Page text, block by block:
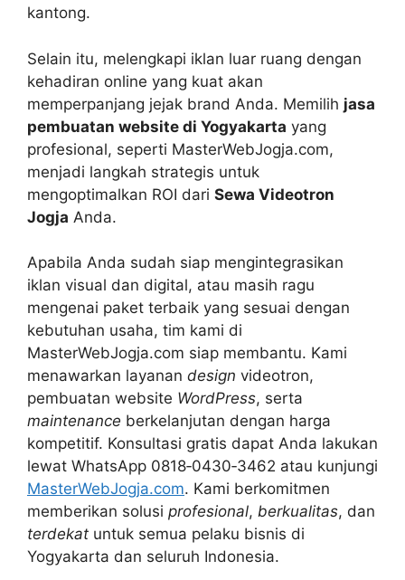
kantong.
Selain itu, melengkapi iklan luar ruang dengan
kehadiran online yang kuat akan
memperpanjang jejak brand Anda. Memilih jasa
pembuatan website di Yogyakarta yang
profesional, seperti MasterWebJogja.com,
menjadi langkah strategis untuk
mengoptimalkan ROI dari Sewa Videotron
Jogja Anda.
Apabila Anda sudah siap mengintegrasikan
iklan visual dan digital, atau masih ragu
mengenai paket terbaik yang sesuai dengan
kebutuhan usaha, tim kami di
MasterWebJogja.com siap membantu. Kami
menawarkan layanan design videotron,
pembuatan website WordPress, serta
maintenance berkelanjutan dengan harga
kompetitif. Konsultasi gratis dapat Anda lakukan
lewat WhatsApp 0818‑0430‑3462 atau kunjungi
MasterWebJogja.com. Kami berkomitmen
memberikan solusi profesional, berkualitas, dan
terdekat untuk semua pelaku bisnis di
Yogyakarta dan seluruh Indonesia.